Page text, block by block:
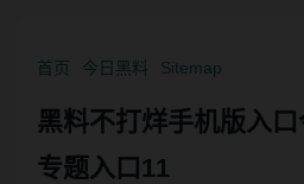
首页 今日黑料 Sitemap
黑料不打烊手机版入
专题入口11